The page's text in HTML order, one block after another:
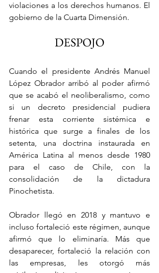
violaciones a los derechos humanos. El
gobierno de la Cuarta Dimensión.
DESPOJO
Cuando el presidente Andrés Manuel
López Obrador arribó al poder afirmó
que se acabó el neoliberalismo, como
si un decreto presidencial pudiera
frenar esta corriente sistémica e
histórica que surge a finales de los
setenta, una doctrina instaurada en
América Latina al menos desde 1980
para el caso de Chile, con la
consolidación de la dictadura
Pinochetista.
Obrador llegó en 2018 y mantuvo e
incluso fortaleció este régimen, aunque
afirmó que lo eliminaría. Más que
desaparecer, fortaleció la relación con
las empresas, les otorgó más